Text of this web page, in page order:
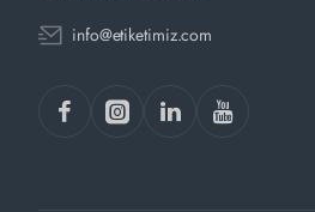
info@etiketimiz.com